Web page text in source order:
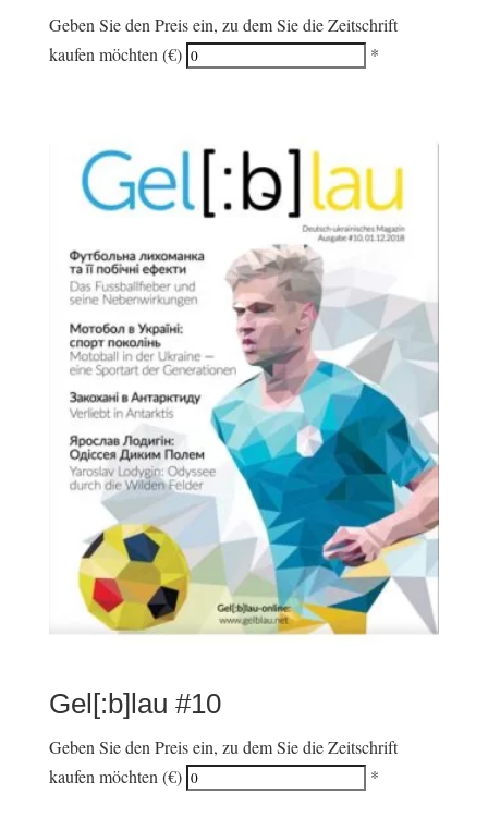
Geben Sie den Preis ein, zu dem Sie die Zeitschrift
kaufen möchten (€)
*
Gel[:b]lau #10
Geben Sie den Preis ein, zu dem Sie die Zeitschrift
kaufen möchten (€)
*